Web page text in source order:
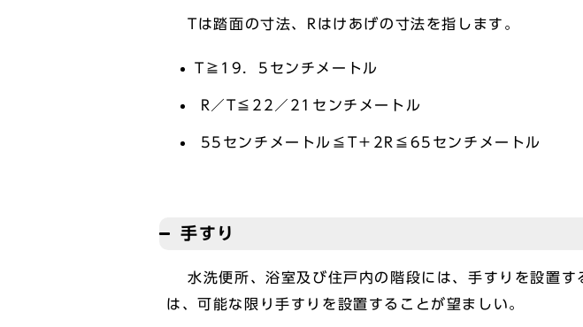
Tは踏面の寸法、Rはけあげの寸法を指します。
T≧19．5センチメートル
R／T≦22／21センチメートル
55センチメートル≦T＋2R≦65センチメートル
手すり
水洗便所、浴室及び住戸内の階段には、手すりを設置す
は、可能な限り手すりを設置することが望ましい。